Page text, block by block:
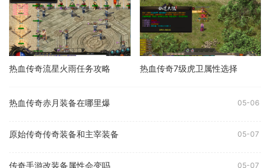
热血传奇流星火雨任务攻略 热血传奇7级虎卫属性选择
热血传奇赤月装备在哪里爆 05-06
原始传奇传奇装备和主宰装备 05-07
传奇手游改装备属性会变吗 05-07